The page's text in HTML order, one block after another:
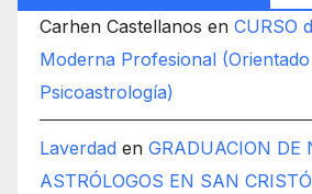
Carhen Castellanos en CURSO
Moderna Profesional
Psicoastrología)
Laverdad en GRADUACION DE
ASTRÓLOGOS EN SAN